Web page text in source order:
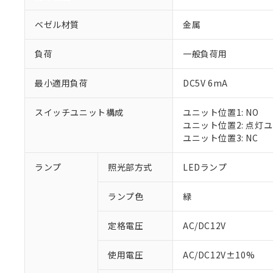
ベゼル材質 金属
負荷 一般負荷用
最小適用負荷 DC5V 6mA
スイッチユニット構成
ユニット位置1: NO
ユニット位置2: 点灯
ユニット位置3: NC
ランプ 照光部方式 LEDランプ
ランプ色 緑
定格電圧 AC/DC12V
使用電圧 AC/DC12V±10%
※1 対応状況